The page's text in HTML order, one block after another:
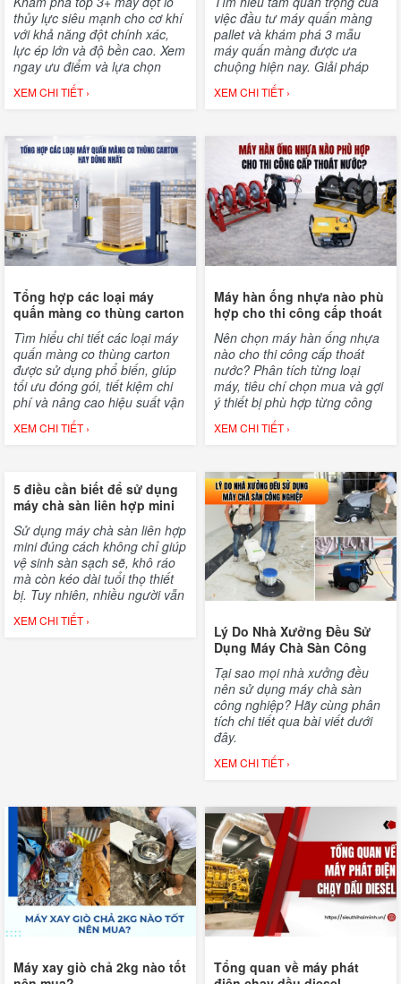
thủy lực siêu mạnh cho cơ khí
với khả năng đột chính xác,
lực ép lớn và độ bền cao. Xem
ngay ưu điểm và lựa chọn
thiết bị phù hợp.
XEM CHI TIẾT ›
việc đầu tư máy quấn màng
pallet và khám phá 3 mẫu
máy quấn màng được ưa
chuộng hiện nay. Giải pháp
giúp doanh nghiệp tối ưu chi
phí
XEM CHI TIẾT ›
Tổng hợp các loại máy
quấn màng co thùng carton
hay dùng nhất
Tìm hiểu chi tiết các loại máy
quấn màng co thùng carton
được sử dụng phổ biến, giúp
tối ưu đóng gói, tiết kiệm chi
phí và nâng cao hiệu suất vận
XEM CHI TIẾT ›
Máy hàn ống nhựa nào phù
hợp cho thi công cấp thoát
Nên chọn máy hàn ống nhựa
nào cho thi công cấp thoát
nước? Phân tích từng loại
máy, tiêu chí chọn mua và gợi
ý thiết bị phù hợp từng công
XEM CHI TIẾT ›
5 điều cần biết để sử dụng
máy chà sàn liên hợp mini
Sử dụng máy chà sàn liên hợp
mini đúng cách không chỉ giúp
vệ sinh sàn sạch sẽ, khô ráo
mà còn kéo dài tuổi thọ thiết
bị. Tuy nhiên, nhiều người vẫn
chưa biết cách khai thác tối đa
hiệu quả của máy, dẫn đến
XEM CHI TIẾT ›
Lý Do Nhà Xưởng Đều Sử
Dụng Máy Chà Sàn Công
Nghiệp
Tại sao mọi nhà xưởng đều
nên sử dụng máy chà sàn
công nghiệp? Hãy cùng phân
tích chi tiết qua bài viết dưới
đây.
XEM CHI TIẾT ›
Máy xay giò chả 2kg nào tốt
Tổng quan về máy phát